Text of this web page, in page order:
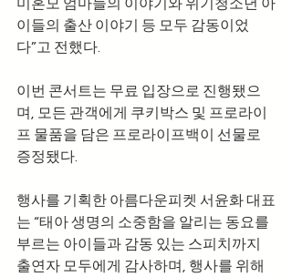
미혼모 엄마들의 이야기와 위기청소년 아
이들의 출산 이야기 등 모두 감동이었
다”고 전했다.
이번 콘서트는 무료 입장으로 진행됐으
며, 모든 관객에게 쿠키박스 및 프로라이
프 물품을 담은 프로라이프백이 선물로
증정됐다.
행사를 기획한 아름다운피켓 서윤화 대표
는 “태아 생명의 소중함을 알리는 동요를
부르는 아이들과 감동 있는 스피치까지
출연자 모두에게 감사하며, 행사를 위해